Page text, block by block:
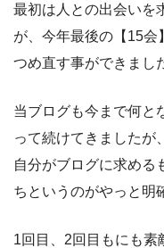
最初は人との出会いを
が、今年最後の【15会
つめ直す事ができまし
当ブログも今まで何と
って続けてきましたが
自分がブログに求める
ちというのがやっと明
1回目、2回目もにも素